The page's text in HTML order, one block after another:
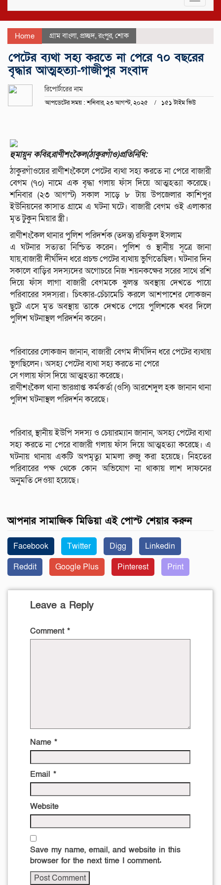
Home গ্রাম বাংলা, প্রচ্ছদ,রংপুর, শোক
পেটের ব্যথা সহ্য করতে না পেরে ৭০ বছরের
বৃদ্ধার আত্মহত্যা-গাজীপুর সংবাদ
রিপোর্টারের নাম
আপডেটের সময় : শনিবার, ২৩ আগস্ট, ২০২৫ ১৫১ টাইম ভিউ
হুমায়ুন কবির,রাণীশংকৈল(ঠাকুরগাঁও)প্রতিনিধি:
ঠাকুরগাঁওয়ের রাণীশংকৈলে পেটের ব্যথা সহ্য করতে না পেরে বাজারী
বেগম (৭০) নামে এক বৃদ্ধা গলায় ফাঁস দিয়ে আত্মহত্যা করেছে।
শনিবার (২৩ আগস্ট) সকাল সাড়ে ৮ টায় উপজেলার কাশিপুর
ইউনিয়নের কাসাত গ্রামে এ ঘটনা ঘটে। বাজারী বেগম ওই এলাকার
মৃত টুকুন মিয়ার স্ত্রী।
রাণীশংকৈল থানার পুলিশ পরিদর্শক (তদন্ত) রফিকুল ইসলাম
এ ঘটনার সত্যতা নিশ্চিত করেন। পুলিশ ও স্থানীয় সূত্রে জানা
যায়,বাজারী দীর্ঘদিন ধরে প্রচন্ড পেটের ব্যথায় ভুগিতেছিল। ঘটনার দিন
সকালে বাড়ির সদস্যদের অগোচরে নিজ শয়নকক্ষের সরের সাথে রশি
দিয়ে ফাঁস লাগা বাজারী বেগমকে ঝুলন্ত অবস্থায় দেখতে পায়ে
পরিবারের সদস্যরা। চিৎকার-চেঁচামেচি করলে আশপাশের লোকজন
ছুটে এসে মৃত অবস্থায় তাকে দেখতে পেয়ে পুলিশকে খবর দিলে
পুলিশ ঘটনাস্থল পরিদর্শন করেন।
পরিবারের লোকজন জানান, বাজারী বেগম দীর্ঘদিন ধরে পেটের ব্যথায়
ভুগছিলেন। অসহ্য পেটের ব্যথা সহ্য করতে না পেরে
সে গলায় ফাঁস দিয়ে আত্মহত্যা করেছে।
রাণীশংকৈল থানা ভারপ্রাপ্ত কর্মকর্তা (ওসি) আরশেদুল হক জানান থানা
পুলিশ ঘটনাস্থল পরিদর্শন করেছে।
পরিবার, স্থানীয় ইউপি সদস্য ও চেয়ারম্যান জানান, অসহ্য পেটের ব্যথা
সহ্য করতে না পেরে বাজারী গলায় ফাঁস দিয়ে আত্মহত্যা করেছে। এ
ঘটনায় থানায় একটি অপমৃত্যু মামলা রুজু করা হয়েছে। নিহতের
পরিবারের পক্ষ থেকে কোন অভিযোগ না থাকায় লাশ দাফনের
অনুমতি দেওয়া হয়েছে।
আপনার সামাজিক মিডিয়া এই পোস্ট শেয়ার করুন
Facebook Twitter Digg
Linkedin
Reddit
Google Plus Pinterest Print
Leave a Reply
Comment *
Name *
Email *
Website
Save my name, email, and website in this
browser for the next time I comment.